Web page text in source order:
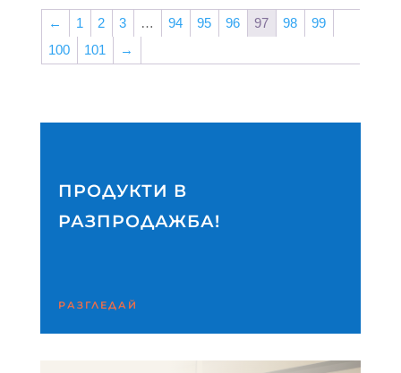
← 1 2 3 … 94 95 96 97 98
99
100
101 →
ПРОДУКТИ В
РАЗПРОДАЖБА!
РАЗГЛЕДАЙ